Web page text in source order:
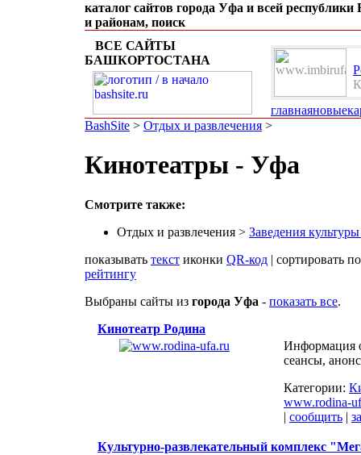
каталог сайтов города Уфа и всей
и районам, поиск
ВСЕ САЙТЫ
БАШКОРТОСТАНА
главнаяновые
BashSite > Отдых и развлечения >
Кинотеатры - Уфа
Смотрите также:
Отдых и развлечения > Заведения
показывать текст иконки QR-код | сортировать
рейтингу
Выбраны сайты из города Уфа - показать все.
Кинотеатр Родина
Информация
сеансы,
Категории:
www.rodina-
| сообщить |
Культурно-развлекательный комплекс